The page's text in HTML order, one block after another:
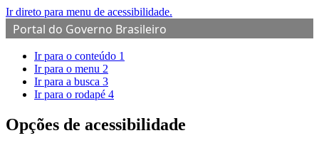
Ir direto para menu de acessibilidade.
Portal do Governo Brasileiro
Ir para o conteúdo 1
Ir para o menu 2
Ir para a busca 3
Ir para o rodapé 4
Opções de acessibilidade